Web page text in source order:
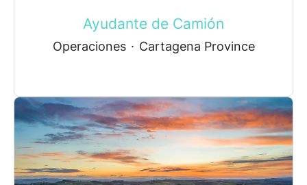
Ayudante de Camión
Operaciones · Cartagena Province